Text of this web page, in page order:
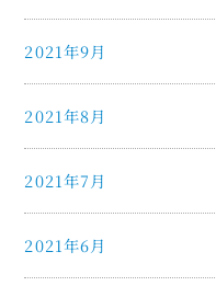
2021年9月
2021年8月
2021年7月
2021年6月